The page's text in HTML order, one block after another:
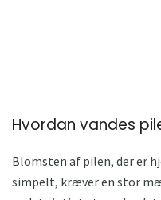
Hvordan vandes
Blomsten af ​​pilen, der er
simpelt, kræver en stor